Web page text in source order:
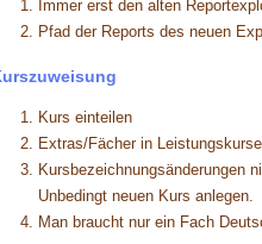
Immer erst den alten
Pfad der Reports des neuen
Kurs einteilen
Extras/Fächer in
Kursbezeichnungsänderungen
Unbedingt neuen Kurs anlegen.
Man braucht nur ein Fach